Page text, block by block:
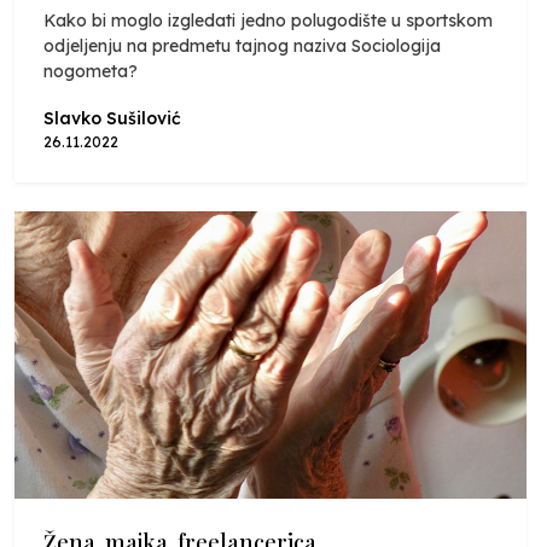
Kako bi moglo izgledati jedno polugodište u sportskom
odjeljenju na predmetu tajnog naziva Sociologija
nogometa?
Slavko Sušilović
26.11.2022